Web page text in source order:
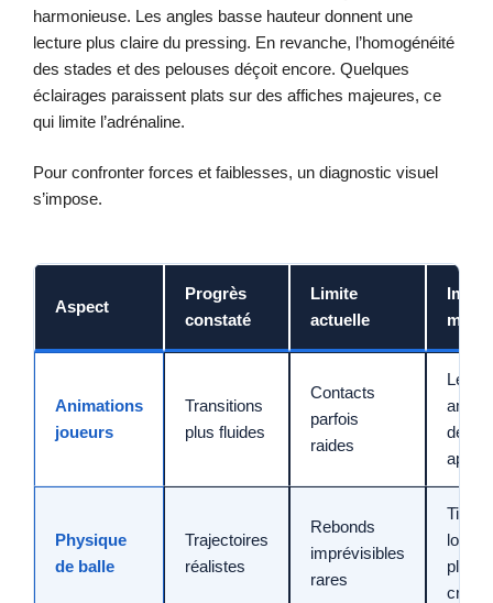
harmonieuse. Les angles basse hauteur donnent une
lecture plus claire du pressing. En revanche, l’homogénéité
des stades et des pelouses déçoit encore. Quelques
éclairages paraissent plats sur des affiches majeures, ce
qui limite l’adrénaline.
Pour confronter forces et faiblesses, un diagnostic visuel
s’impose.
Aspect
Progrès
constaté
Limite
actuelle
match
Animations
joueurs
Transitions
plus fluides
Contacts
parfois
raides
des
appels
Physique
de balle
Trajectoires
réalistes
Rebonds
imprévisibles
rares
Tirs
plus